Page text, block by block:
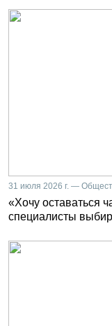
31 июля 2026 г. —
«Хочу оставаться
специалисты